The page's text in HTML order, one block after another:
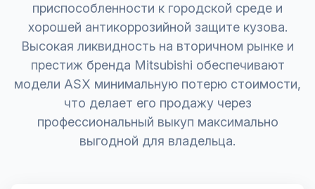
приспособленности к городской среде и
хорошей антикоррозийной защите кузова.
Высокая ликвидность на вторичном рынке и
престиж бренда Mitsubishi обеспечивают
модели ASX минимальную потерю стоимости,
что делает его продажу через
профессиональный выкуп максимально
выгодной для владельца.